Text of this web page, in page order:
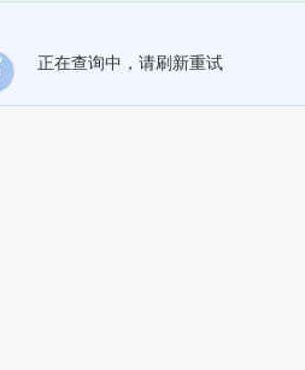
正在查询中，请刷新重试